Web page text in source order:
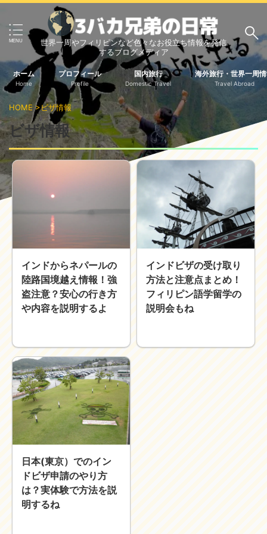
世界一周やフィリピンなど色々なお役立ち情報を発信
するブログメディア
サイト内検索
3バカ兄弟のブログ
三男：増田っちのブロ
グ
次男：タクジのブログ
長男：Yoshiのブログ
ビジネス・ライフハック
クレジットカード
中部
中国・四国
北海道・東北
関東
近畿
九州
世界一周ブログ
北・中南米
世界一周の準備
Web・ガジェット
スマホ・タブレット
ポケモンGO
ホーム
Home
プロフィール
Profile
国内旅行
Domestic Travel
海外旅行・世界一周
Travel Abroad
HOME >ビザ情報
ビザ情報
インドからネパールの
陸路国境越え情報！強
盗注意？安心の行き方
や内容を説明するよ
インドビザの受け取り
方法と注意点まとめ！
フィリピン語学留学の
説明会もね
日本(東京）でのイン
ドビザ申請のやり方
は？実体験で方法を説
明するね